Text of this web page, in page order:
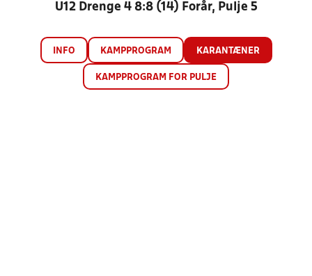
U12 Drenge 4 8:8 (14) Forår, Pulje 5
INFO KAMPPROGRAM KARANTÆNER
KAMPPROGRAM FOR PULJE